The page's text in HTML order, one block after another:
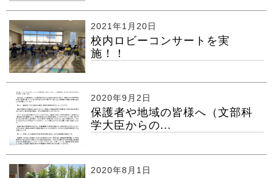
2021年1月20日
校内ロビーコンサートを実
施！！
2020年9月2日
保護者や地域の皆様へ（文部科
学大臣からの...
2020年8月1日